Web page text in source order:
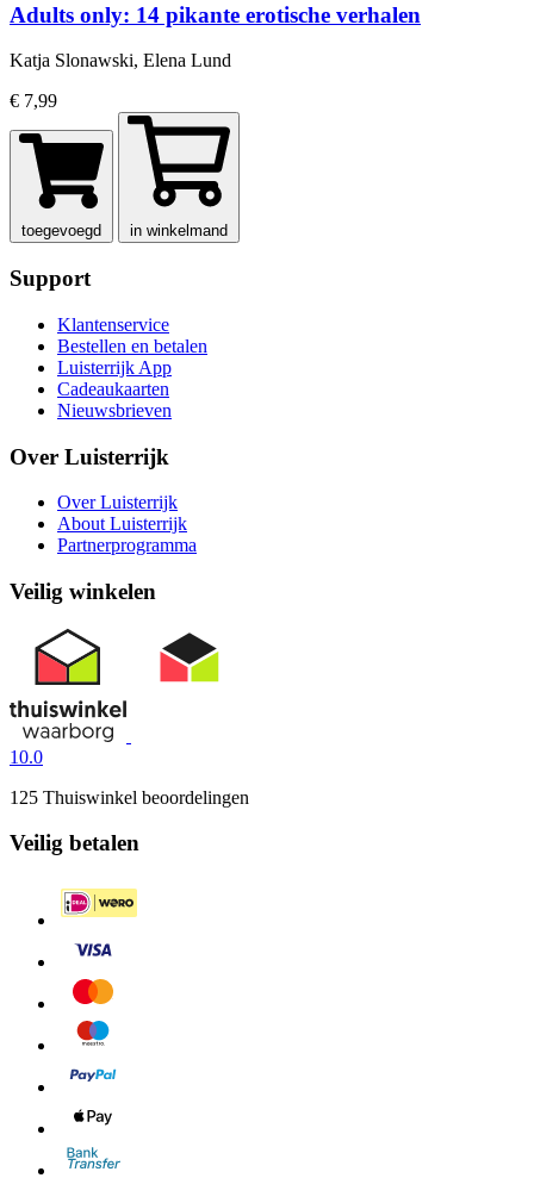
Adults only: 14 pikante erotische verhalen
Katja Slonawski, Elena Lund
€ 7,99
toegevoegd in winkelmand
Support
Klantenservice
Bestellen en betalen
Luisterrijk App
Cadeaukaarten
Nieuwsbrieven
Over Luisterrijk
Over Luisterrijk
About Luisterrijk
Partnerprogramma
Veilig winkelen
10.0
125 Thuiswinkel beoordelingen
Veilig betalen